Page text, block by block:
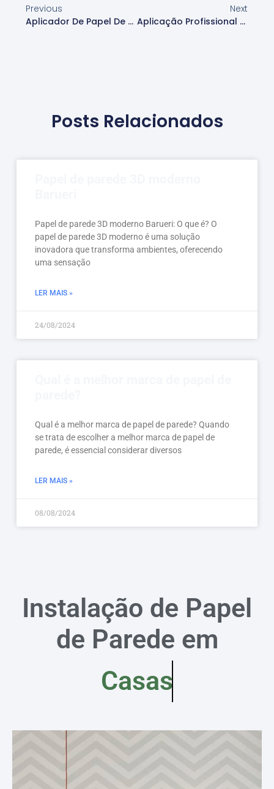
Previous
Aplicador De Papel De Parede Linho Em São Paulo
Next
Aplicação Profissional De Papel De Parede Linho Em São Paulo
Posts Relacionados
Papel de parede 3D moderno Barueri: O que é? O
papel de parede 3D moderno é uma solução
inovadora que transforma ambientes, oferecendo
uma sensação
LER MAIS »
24/08/2024
Qual é a melhor marca de papel de parede? Quando
se trata de escolher a melhor marca de papel de
parede, é essencial considerar diversos
LER MAIS »
08/08/2024
Instalação de Papel
de Parede em
Casas